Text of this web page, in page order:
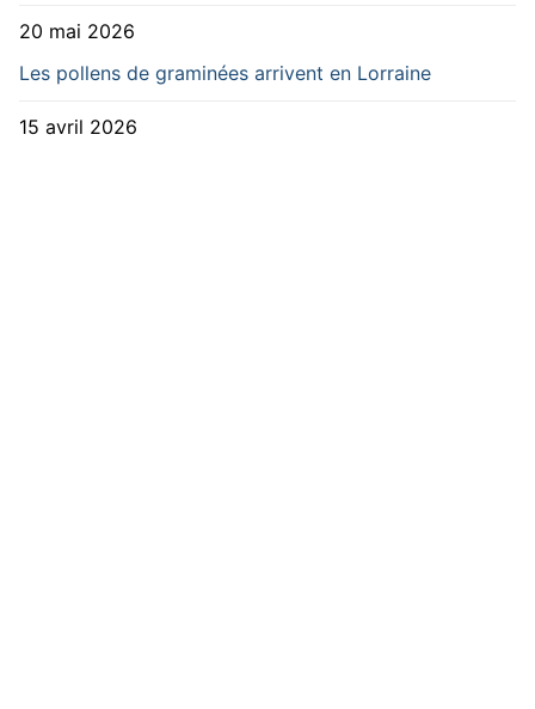
20 mai 2026
Les pollens de graminées arrivent en Lorraine
15 avril 2026